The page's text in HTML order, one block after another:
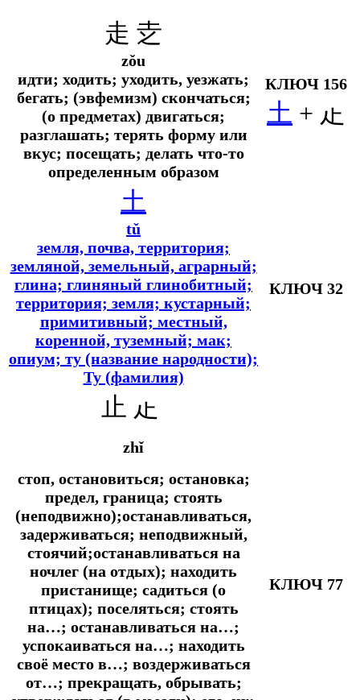
走 赱
zǒu
идти; ходить; уходить, уезжать;
бегать; (эвфемизм) скончаться;
(о предметах) двигаться;
разглашать; терять форму или
вкус; посещать; делать что-то
определенным образом
КЛЮЧ 156
土 + 龰
土
tǔ
земля, почва, территория;
земляной, земельный, аграрный;
глина; глиняный глинобитный;
территория; земля; кустарный;
примитивный; местный,
коренной, туземный; мак;
опиум; ту (название народности);
Ту (фамилия)
КЛЮЧ 32
止 龰
zhǐ
стоп, остановиться; остановка;
предел, граница; стоять
(неподвижно);останавливаться,
задерживаться; неподвижный,
стоячий;останавливаться на
ночлег (на отдых); находить
пристанище; садиться (о
птицах); поселяться; стоять
на…; останавливаться на…;
успокаиваться на…; находить
своё место в…; воздерживаться
от…; прекращать, обрывать;
КЛЮЧ 77